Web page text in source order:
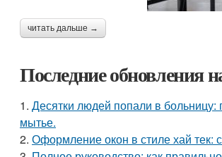
читать дальше →
Последние обновления
1. Десятки людей попали в
мытье.
2. Оформление окон в стиле хай тек: